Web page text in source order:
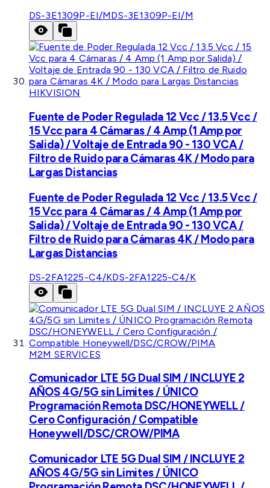
DS-3E1309P-EI/MDS-3E1309P-EI/M
HIKVISION
Fuente de Poder Regulada 12 Vcc / 13.5 Vcc /
15 Vcc para 4 Cámaras / 4 Amp (1 Amp por
Salida) / Voltaje de Entrada 90 - 130 VCA /
Filtro de Ruido para Cámaras 4K / Modo para
Largas Distancias
Fuente de Poder Regulada 12 Vcc / 13.5 Vcc /
15 Vcc para 4 Cámaras / 4 Amp (1 Amp por
Salida) / Voltaje de Entrada 90 - 130 VCA /
Filtro de Ruido para Cámaras 4K / Modo para
Largas Distancias
DS-2FA1225-C4/KDS-2FA1225-C4/K
M2M SERVICES
Comunicador LTE 5G Dual SIM / INCLUYE 2
AÑOS 4G/5G sin Limites / ÚNICO
Programación Remota DSC/HONEYWELL /
Cero Configuración / Compatible
Honeywell/DSC/CROW/PIMA
Comunicador LTE 5G Dual SIM / INCLUYE 2
AÑOS 4G/5G sin Limites / ÚNICO